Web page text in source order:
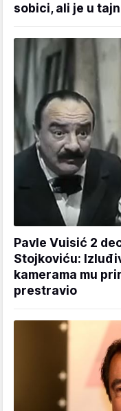
sobici, ali je u
Pavle Vuisić 2
Stojkoviću:
kamerama mu
prestravio